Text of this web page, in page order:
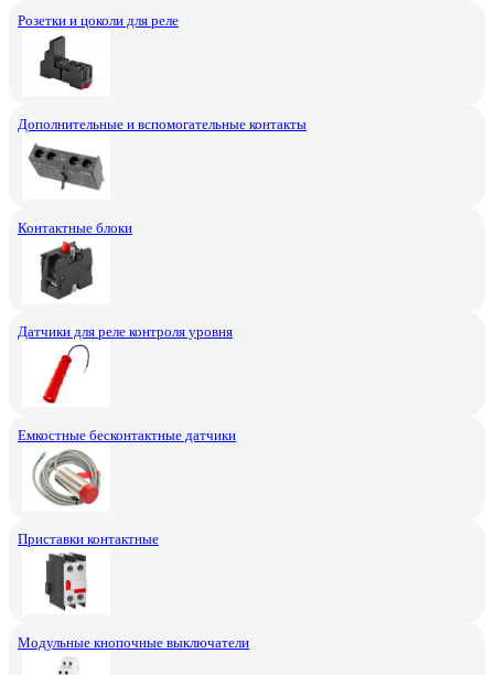
Розетки и цоколи для реле
Дополнительные и вспомогательные контакты
Контактные блоки
Датчики для реле контроля уровня
Емкостные бесконтактные датчики
Приставки контактные
Модульные кнопочные выключатели